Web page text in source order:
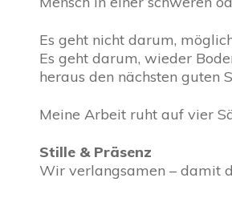
Es geht nicht darum,
Es geht darum, wieder
heraus den nächsten guten
Meine Arbeit ruht auf vier
Stille & Präsenz
Wir verlangsamen – damit